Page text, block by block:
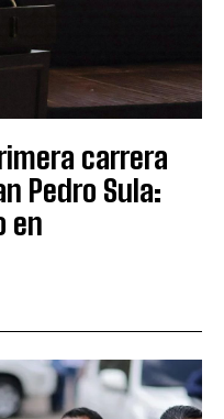
carrera
Pedro Sula:
en